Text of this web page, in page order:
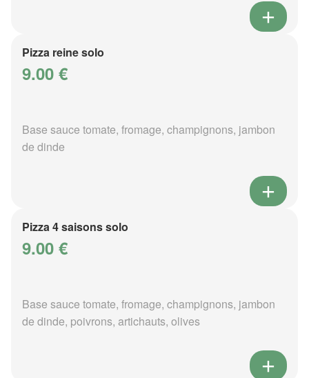
Pizza reine solo
9.00 €
Base sauce tomate, fromage, champignons, jambon
de dinde
Pizza 4 saisons solo
9.00 €
Base sauce tomate, fromage, champignons, jambon
de dinde, poivrons, artichauts, olives